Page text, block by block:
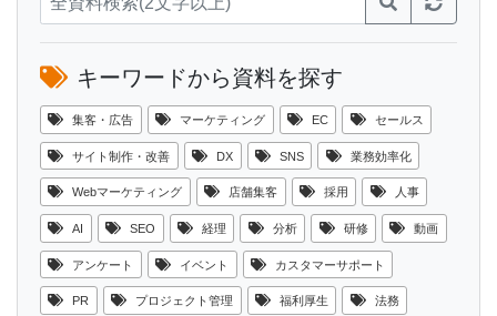
キーワードから資料を探す
集客・広告 マーケティング EC セールス
サイト制作・改善 DX SNS 業務効率化
Webマーケティング 店舗集客 採用 人事
AI SEO 経理 分析 研修 動画
アンケート イベント カスタマーサポート
PR プロジェクト管理 福利厚生 法務